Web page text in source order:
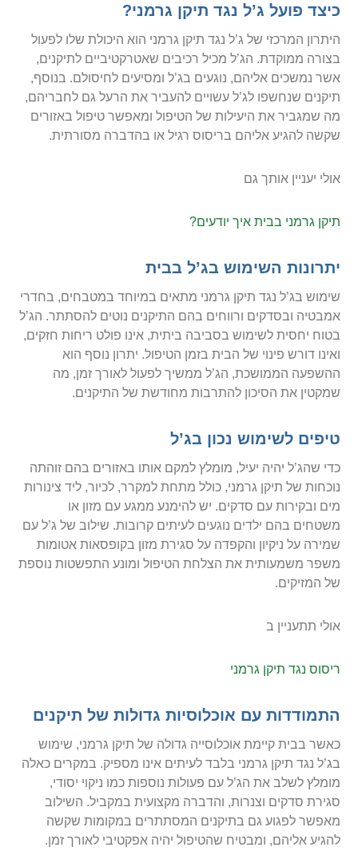
כיצד פועל ג’ל נגד תיקן גרמני?
היתרון המרכזי של ג’ל נגד תיקן גרמני הוא היכולת שלו לפעול
בצורה ממוקדת. הג’ל מכיל רכיבים שאטרקטיביים לתיקנים,
אשר נמשכים אליהם, נוגעים בג’ל ומסיעים לחיסולם. בנוסף,
תיקנים שנחשפו לג’ל עשויים להעביר את הרעל גם לחבריהם,
מה שמגביר את היעילות של הטיפול ומאפשר טיפול באזורים
שקשה להגיע אליהם בריסוס רגיל או בהדברה מסורתית.
אולי יעניין אותך גם
תיקן גרמני בבית איך יודעים?
יתרונות השימוש בג’ל בבית
שימוש בג’ל נגד תיקן גרמני מתאים במיוחד במטבחים, בחדרי
אמבטיה ובסדקים ורווחים בהם התיקנים נוטים להסתתר. הג’ל
בטוח יחסית לשימוש בסביבה ביתית, אינו פולט ריחות חזקים,
ואינו דורש פינוי של הבית בזמן הטיפול. יתרון נוסף הוא
ההשפעה הממושכת, הג’ל ממשיך לפעול לאורך זמן, מה
שמקטין את הסיכון להתרבות מחודשת של התיקנים.
טיפים לשימוש נכון בג’ל
כדי שהג’ל יהיה יעיל, מומלץ למקם אותו באזורים בהם זוהתה
נוכחות של תיקן גרמני, כולל מתחת למקרר, לכיור, ליד צינורות
מים ובקירות עם סדקים. יש להימנע ממגע עם מזון או
משטחים בהם ילדים נוגעים לעיתים קרובות. שילוב של ג’ל עם
שמירה על ניקיון והקפדה על סגירת מזון בקופסאות אטומות
משפר משמעותית את הצלחת הטיפול ומונע התפשטות נוספת
של המזיקים.
אולי תתעניין ב
ריסוס נגד תיקן גרמני
התמודדות עם אוכלוסיות גדולות של תיקנים
כאשר בבית קיימת אוכלוסייה גדולה של תיקן גרמני, שימוש
בג’ל נגד תיקן גרמני בלבד לעיתים אינו מספיק. במקרים כאלה
מומלץ לשלב את הג’ל עם פעולות נוספות כמו ניקוי יסודי,
סגירת סדקים וצנרות, והדברה מקצועית במקביל. השילוב
מאפשר לפגוע גם בתיקנים המסתתרים במקומות שקשה
להגיע אליהם, ומבטיח שהטיפול יהיה אפקטיבי לאורך זמן.